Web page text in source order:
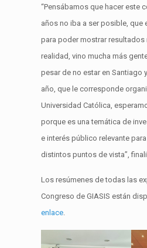
“Pensábamos que hacer este
años no iba a ser posible, que
para poder mostrar resultados
realidad, vino mucha más
pesar de no estar en Santiago
año, que le corresponde
Universidad Católica,
porque es una temática de
e interés público relevante
distintos puntos de vista”,
Los resúmenes de todas las
Congreso de GIASIS están
enlace.